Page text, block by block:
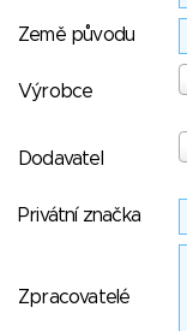
Země původu
Výrobce
Dodavatel
Privátní značka
Zpracovatelé